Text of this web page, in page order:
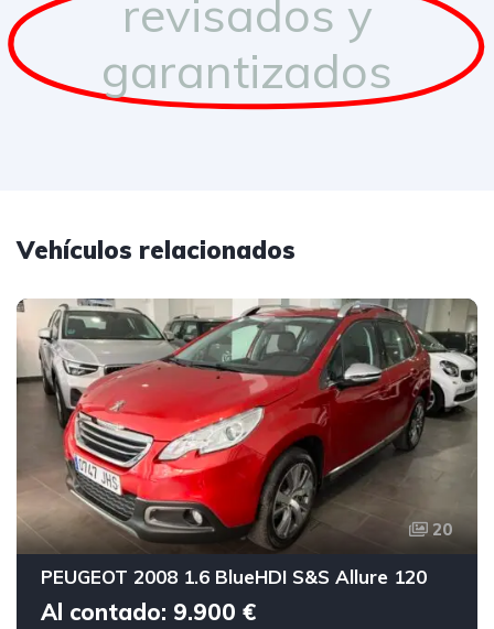
revisados y
garantizados
Vehículos relacionados
20
PEUGEOT 2008 1.6 BlueHDI S&S Allure 120
Al contado: 9.900 €